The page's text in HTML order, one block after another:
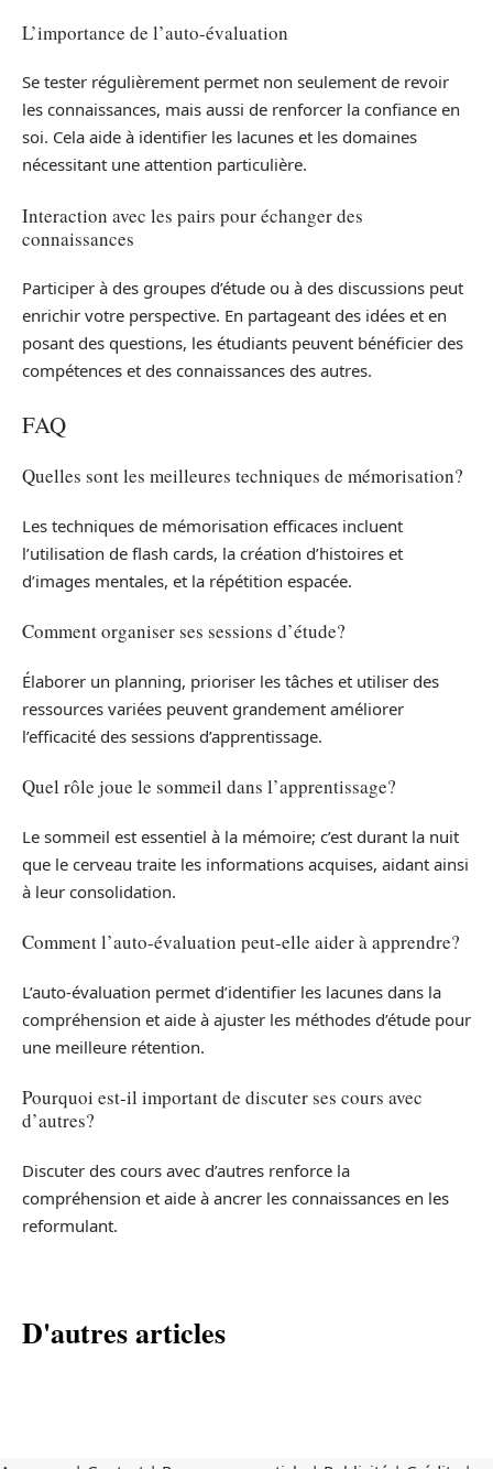
L’importance de l’auto-évaluation
Se tester régulièrement permet non seulement de revoir
les connaissances, mais aussi de renforcer la confiance en
soi. Cela aide à identifier les lacunes et les domaines
nécessitant une attention particulière.
Interaction avec les pairs pour échanger des
connaissances
Participer à des groupes d’étude ou à des discussions peut
enrichir votre perspective. En partageant des idées et en
posant des questions, les étudiants peuvent bénéficier des
compétences et des connaissances des autres.
FAQ
Quelles sont les meilleures techniques de mémorisation?
Les techniques de mémorisation efficaces incluent
l’utilisation de flash cards, la création d’histoires et
d’images mentales, et la répétition espacée.
Comment organiser ses sessions d’étude?
Élaborer un planning, prioriser les tâches et utiliser des
ressources variées peuvent grandement améliorer
l’efficacité des sessions d’apprentissage.
Quel rôle joue le sommeil dans l’apprentissage?
Le sommeil est essentiel à la mémoire; c’est durant la nuit
que le cerveau traite les informations acquises, aidant ainsi
à leur consolidation.
Comment l’auto-évaluation peut-elle aider à apprendre?
L’auto-évaluation permet d’identifier les lacunes dans la
compréhension et aide à ajuster les méthodes d’étude pour
une meilleure rétention.
Pourquoi est-il important de discuter ses cours avec
d’autres?
Discuter des cours avec d’autres renforce la
compréhension et aide à ancrer les connaissances en les
reformulant.
D'autres articles